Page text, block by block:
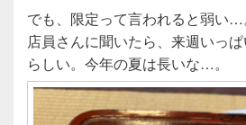
でも、限定って言われると弱い…
店員さんに聞いたら、来週いっ
らしい。今年の夏は長いな…。